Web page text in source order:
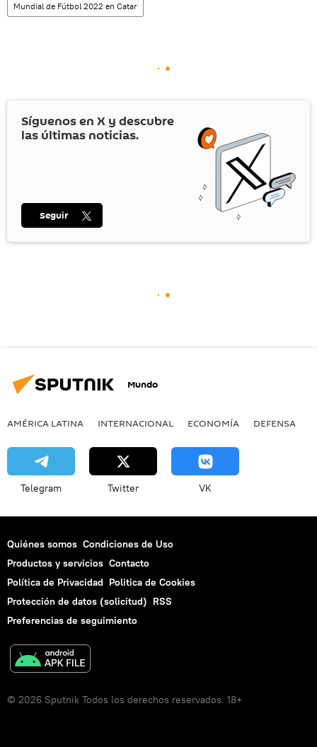
Mundial de Fútbol 2022 en Catar
Síguenos en X y descubre
las últimas noticias.
Seguir
Mundo
AMÉRICA LATINA INTERNACIONAL ECONOMÍA DEFENSA
Telegram Twitter VK
Quiénes somos Condiciones de Uso
Productos y servicios Contacto
Política de Privacidad Politica de Cookies
Protección de datos (solicitud) RSS
Preferencias de seguimiento
© 2026 Sputnik Todos los derechos reservados. 18+